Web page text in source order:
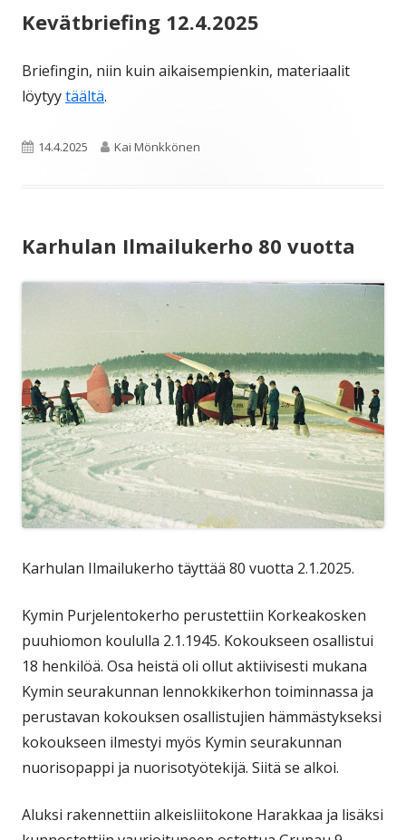
Kevätbriefing 12.4.2025
Briefingin, niin kuin aikaisempienkin, materiaalit
löytyytäältä.
Julkaistu
14.4.2025 Kirjoittaja
Kai Mönkkönen
Karhulan Ilmailukerho 80 vuotta
Karhulan Ilmailukerho täyttää 80 vuotta 2.1.2025.
Kymin Purjelentokerho perustettiin Korkeakosken
puuhiomon koululla 2.1.1945. Kokoukseen osallistui
18 henkilöä. Osa heistä oli ollut aktiivisesti mukana
Kymin seurakunnan lennokkikerhon toiminnassa ja
perustavan kokouksen osallistujien hämmästykseksi
kokoukseen ilmestyi myös Kymin seurakunnan
nuorisopappi ja nuorisotyötekijä. Siitä se alkoi.
Aluksi rakennettiin alkeisliitokone Harakkaa ja lisäksi